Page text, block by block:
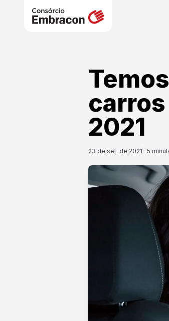
2021
23 de set. de 2021 5